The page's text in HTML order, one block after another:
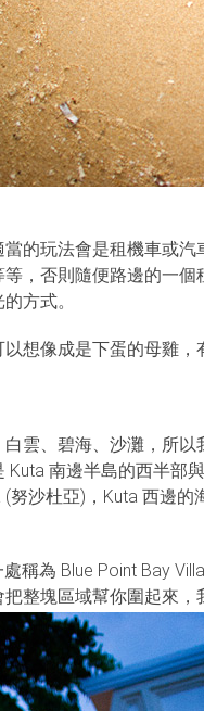
的玩法會是租機車或
，否則隨便路邊的一
方式。
想像成是下蛋的母雞
雲、碧海、沙灘，所
Kuta 南邊半島的西半部
努沙杜亞)，Kuta 西邊
稱為 Blue Point Bay
整塊區域幫你圍起來